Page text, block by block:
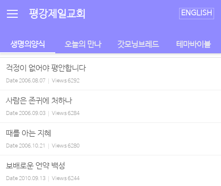
평강제일교회 ENGLISH
생명의양식 오늘의 만나 갓모닝브레드 테마바이블
걱정이 없어야 평안합니다
Date2006.08.07 Views6292
사람은 존귀에 처하나
Date2006.09.03 Views6284
때를 아는 지혜
Date2006.10.21 Views6280
보배로운 언약 백성
Date2010.09.13 Views6244